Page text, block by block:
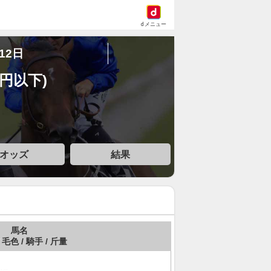
dメニュー
日
以下)
オッズ 結果
馬名
色 / 騎手 / 斤量